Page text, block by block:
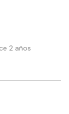
2 años